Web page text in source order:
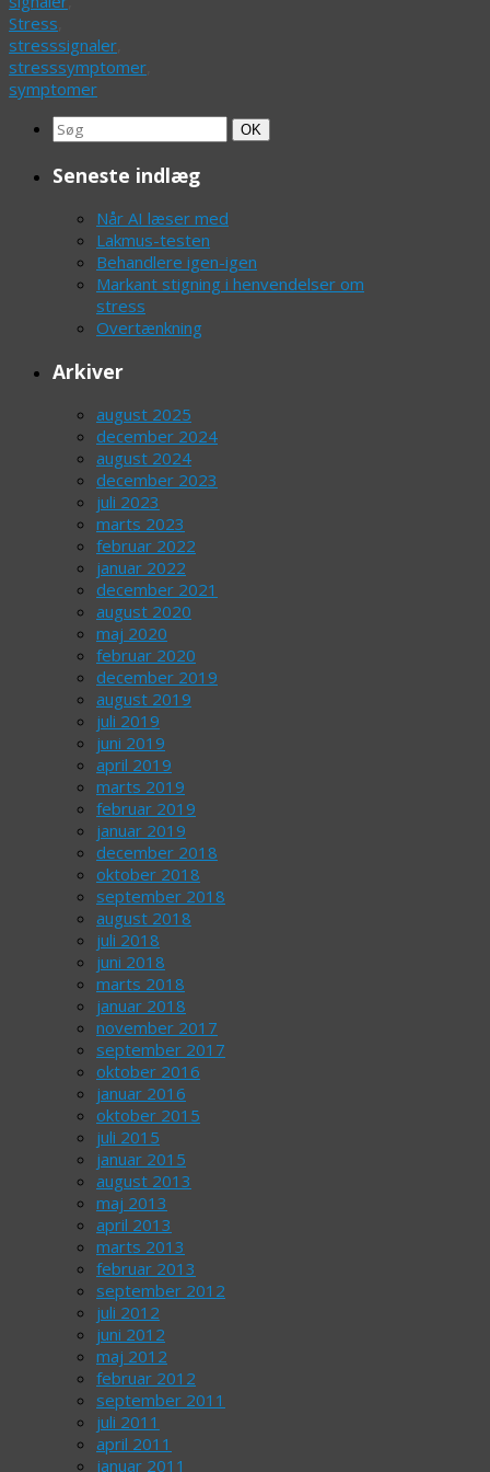
Stress
stresssignaler
stresssymptomer
symptomer
Search
for:
Søg
OK
Seneste indlæg
Når AI læser med
Lakmus-testen
Behandlere igen-igen
Markant stigning i henvendelser om
stress
Overtænkning
Arkiver
august 2025
december 2024
august 2024
december 2023
juli 2023
marts 2023
februar 2022
januar 2022
december 2021
august 2020
maj 2020
februar 2020
december 2019
august 2019
juli 2019
juni 2019
april 2019
marts 2019
februar 2019
januar 2019
december 2018
oktober 2018
september 2018
august 2018
juli 2018
juni 2018
marts 2018
januar 2018
november 2017
september 2017
oktober 2016
januar 2016
oktober 2015
juli 2015
januar 2015
august 2013
maj 2013
april 2013
marts 2013
februar 2013
september 2012
juli 2012
juni 2012
maj 2012
februar 2012
september 2011
juli 2011
april 2011
januar 2011